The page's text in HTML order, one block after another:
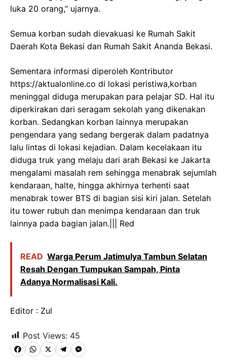
luka 20 orang,” ujarnya.
Semua korban sudah dievakuasi ke Rumah Sakit
Daerah Kota Bekasi dan Rumah Sakit Ananda Bekasi.
Sementara informasi diperoleh Kontributor
https://aktualonline.co di lokasi peristiwa,korban
meninggal diduga merupakan para pelajar SD. Hal itu
diperkirakan dari seragam sekolah yang dikenakan
korban. Sedangkan korban lainnya merupakan
pengendara yang sedang bergerak dalam padatnya
lalu lintas di lokasi kejadian. Dalam kecelakaan itu
diduga truk yang melaju dari arah Bekasi ke Jakarta
mengalami masalah rem sehingga menabrak sejumlah
kendaraan, halte, hingga akhirnya terhenti saat
menabrak tower BTS di bagian sisi kiri jalan. Setelah
itu tower rubuh dan menimpa kendaraan dan truk
lainnya pada bagian jalan.||| Red
READ Warga Perum Jatimulya Tambun Selatan
Resah Dengan Tumpukan Sampah, Pinta
Adanya Normalisasi Kali.
Editor : Zul
Post Views: 45
F WX T M